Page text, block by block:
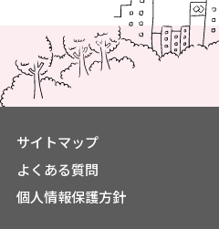
サイトマップ
よくある質問
個人情報保護方針